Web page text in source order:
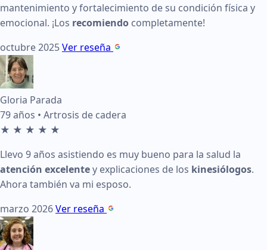
Calificación: 5 de 5 estrellas
Fecha:julio 2026
Testimonio:
Ver en Google:
mantenimiento y fortalecimiento de su condición física y
emocional. ¡Los recomiendo completamente!
octubre 2025Ver reseña
Gloria Parada
79 años • Artrosis de cadera
★ ★ ★ ★ ★
Llevo 9 años asistiendo es muy bueno para la salud la
atención excelentey explicaciones de los kinesiólogos.
Ahora también va mi esposo.
marzo 2026Ver reseña